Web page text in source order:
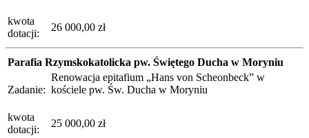
kwota
dotacji:
26 000,00 zł
Parafia Rzymskokatolicka pw. Świętego Ducha w Moryniu
Zadanie:
Renowacja epitafium „Hans von Scheonbeck” w
kościele pw. Św. Ducha w Moryniu
kwota
dotacji:
25 000,00 zł